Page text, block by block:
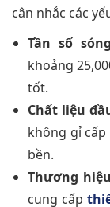
cân nhắc các
Tần số
khoảng
tốt.
Chất liệu
không gỉ cấp
bền.
Thương
cung cấp